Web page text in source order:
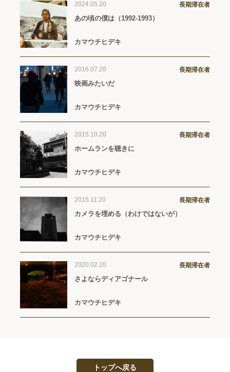
2024.05.20 長期滞在者
あの頃の僕は（1992-1993）
カマウチヒデキ
2016.07.20 長期滞在者
映画みたいだ
カマウチヒデキ
2015.10.20 長期滞在者
ホームランを聴きに
カマウチヒデキ
2015.11.20 長期滞在者
カメラを埋める（わけではないが）
カマウチヒデキ
2020.02.20 長期滞在者
さよならディアゴナール
カマウチヒデキ
トップへ戻る